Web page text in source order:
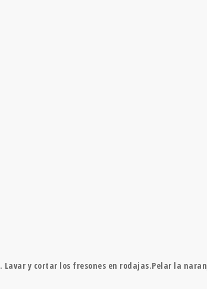
y cortar los fresones en rodajas.Pelar la